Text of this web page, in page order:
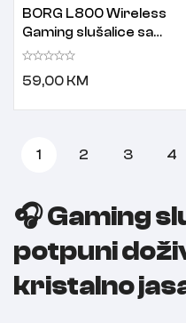
BORG L800 Wireless
Gaming slušalice sa
mikrofonom Yellow
59,00 KM
1 2 3 4
🎧Gaming
potpuni
kristalno